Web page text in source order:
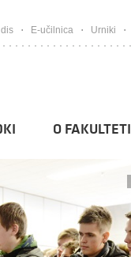
E-učilnica Urniki
O FAKULTETI